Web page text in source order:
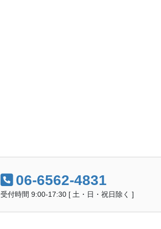
06-6562-4831
受付時間 9:00-17:30 [ 土・日・祝日除く ]